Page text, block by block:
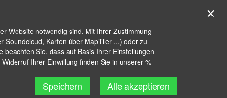
Website notwendig sind. Mit Ihrer Zustimmung
Soundcloud, Karten über MapTiler ...) oder zu
Sie, dass auf Basis Ihrer Einstellungen
Ihrer Einwillung finden Sie in unserer %
Speichern Alle akzeptieren
✕